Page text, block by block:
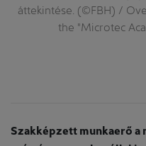
áttekintése. (©FBH) /
the "Microtec
Szakképzett munkaerő